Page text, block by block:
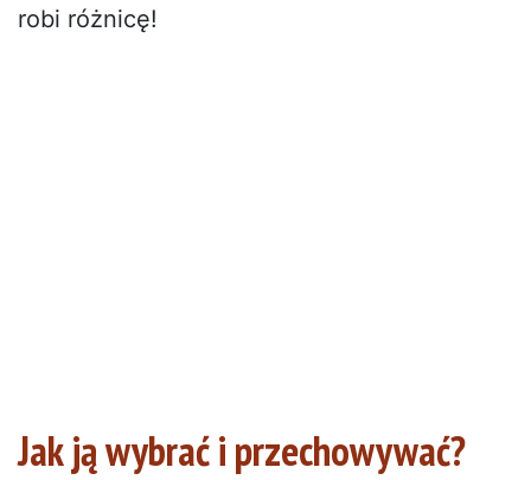
robi różnicę!
Jak ją wybrać i przechowywać?